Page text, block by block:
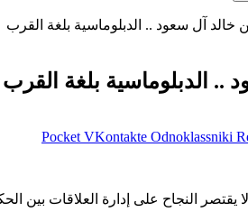
خالد آل سعود .. الدبلوماسية بلغة القرب
.. الدبلوماسية بلغة القرب
Odnoklassniki
‫Pocket
النجاح على إدارة العلاقات بين